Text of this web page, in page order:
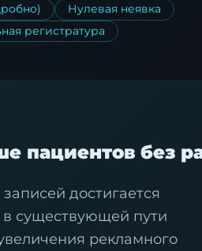
Нулевая неявка
регистратура
пациентов без
достигается
существующей пути
рекламного